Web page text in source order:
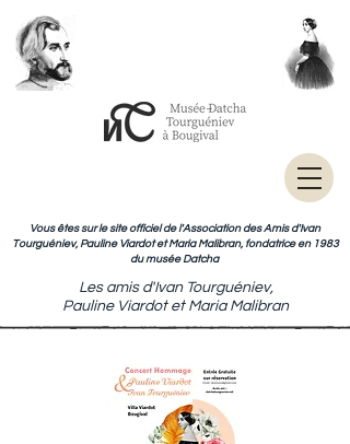
Vous êtes sur le site officiel de l'Association des Amis d'Ivan
Tourguéniev, Pauline Viardot et Maria Malibran, fondatrice en 1983
du musée Datcha
Les amis d'Ivan Tourguéniev,
Pauline Viardot et Maria Malibran